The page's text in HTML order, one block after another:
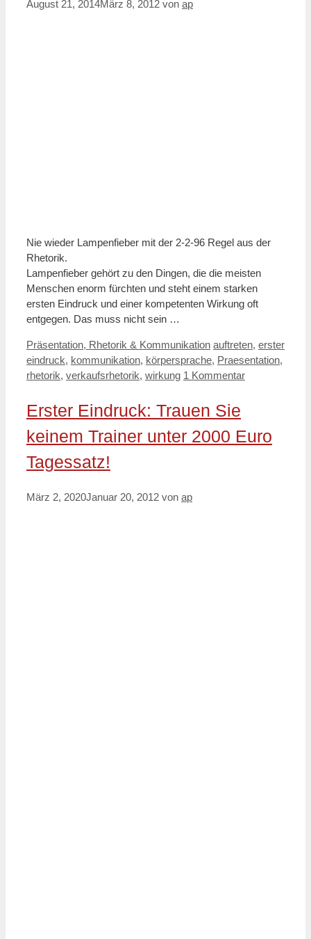
August 21, 2014März 8, 2012 von ap
Nie wieder Lampenfieber mit der 2-2-96 Regel aus der
Rhetorik.
Lampenfieber gehört zu den Dingen, die die meisten
Menschen enorm fürchten und steht einem starken
ersten Eindruck und einer kompetenten Wirkung oft
entgegen. Das muss nicht sein …
Kategorien
Präsentation, Rhetorik & Kommunikation Schlagwörter
auftreten, erster
eindruck, kommunikation, körpersprache, Praesentation,
rhetorik, verkaufsrhetorik, wirkung 1 Kommentar
Erster Eindruck: Trauen Sie
keinem Trainer unter 2000 Euro
Tagessatz!
März 2, 2020Januar 20, 2012 von ap